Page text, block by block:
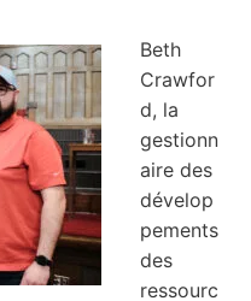
Beth
Crawfor
d, la
gestionn
aire des
dévelop
pements
des
ressourc